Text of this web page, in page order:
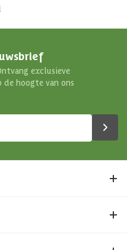
exclusieve
hoogte van ons